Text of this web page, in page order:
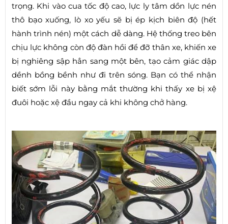
trọng. Khi vào cua tốc độ cao, lực ly tâm dồn lực nén
thô bạo xuống, lò xo yếu sẽ bị ép kịch biên độ (hết
hành trình nén) một cách dễ dàng. Hệ thống treo bên
chịu lực không còn độ đàn hồi để đỡ thân xe, khiến xe
bị nghiêng sập hẳn sang một bên, tạo cảm giác dập
dềnh bồng bềnh như đi trên sóng. Bạn có thể nhận
biết sớm lỗi này bằng mắt thường khi thấy xe bị xệ
đuôi hoặc xệ đầu ngay cả khi không chở hàng.